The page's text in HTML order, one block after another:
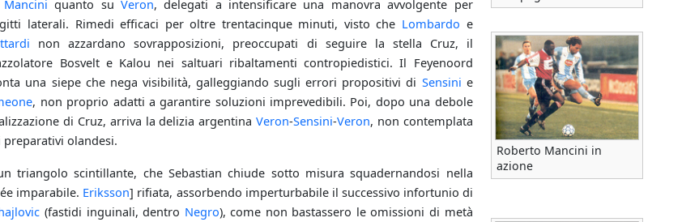
Roberto Mancini in
azione
Mancini quanto su Veron, delegati a intensificare una manovra avvolgente per
laterali. Rimedi efficaci per oltre trentacinque minuti, visto che Lombardo e
non azzardano sovrapposizioni, preoccupati di seguire la stella Cruz, il
Bosvelt e Kalou nei saltuari ribaltamenti contropiedistici. Il Feyenoord
una siepe che nega visibilità, galleggiando sugli errori propositivi di Sensini e
, non proprio adatti a garantire soluzioni imprevedibili. Poi, dopo una debole
di Cruz, arriva la delizia argentinaVeron-Sensini-Veron, non contemplata
preparativi olandesi.
triangolo scintillante, che Sebastian chiude sotto misura squadernandosi nella
imparabile. Eriksson] rifiata, assorbendo imperturbabile il successivo infortunio di
(fastidi inguinali, dentro Negro), come non bastassero le omissioni di metà